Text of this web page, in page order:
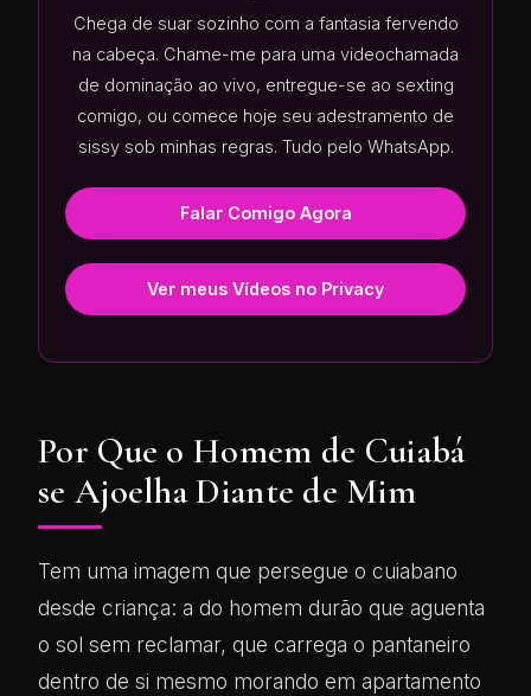
Chega de suar sozinho com a fantasia fervendo
na cabeça. Chame-me para uma videochamada
de dominação ao vivo, entregue-se ao sexting
comigo, ou comece hoje seu adestramento de
sissy sob minhas regras. Tudo pelo WhatsApp.
Falar Comigo Agora
Ver meus Vídeos no Privacy
Por Que o Homem de Cuiabá
se Ajoelha Diante de Mim
Tem uma imagem que persegue o cuiabano
desde criança: a do homem durão que aguenta
o sol sem reclamar, que carrega o pantaneiro
dentro de si mesmo morando em apartamento